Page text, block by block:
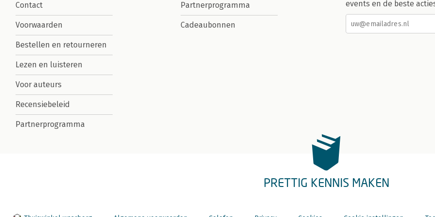
Contact
Voorwaarden
Bestellen en retourneren
Lezen en luisteren
Voor auteurs
Recensiebeleid
Partnerprogramma
Partnerprogramma
Cadeaubonnen
events en de beste
PRETTIG KENNIS MAKEN